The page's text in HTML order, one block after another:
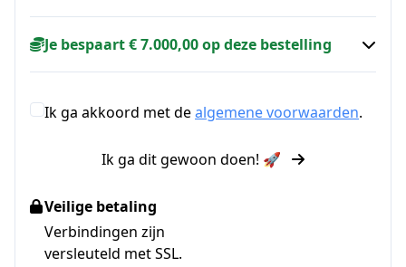
Je bespaart € 7.000,00 op deze bestelling
Ik ga akkoord met dealgemene voorwaarden.
Ik ga dit gewoon doen! 🚀
Veilige betaling
Verbindingen zijn
versleuteld met SSL.